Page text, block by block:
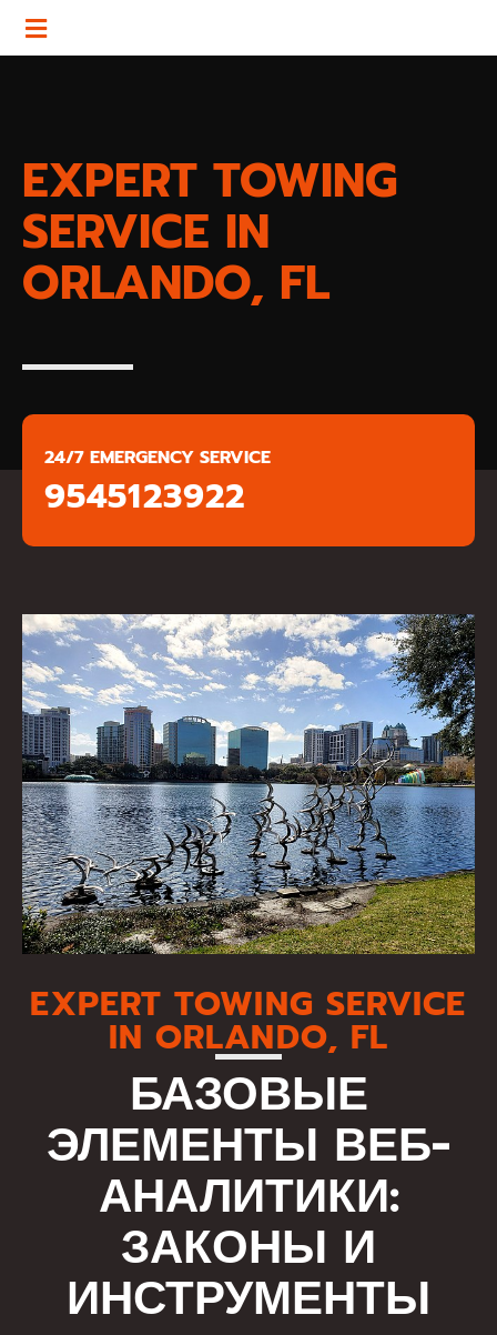
EXPERT TOWING
SERVICE IN
ORLANDO, FL
24/7 EMERGENCY SERVICE
9545123922
EXPERT TOWING SERVICE
IN ORLANDO, FL
БАЗОВЫЕ
ЭЛЕМЕНТЫ ВЕБ-
АНАЛИТИКИ:
ЗАКОНЫ И
ИНСТРУМЕНТЫ